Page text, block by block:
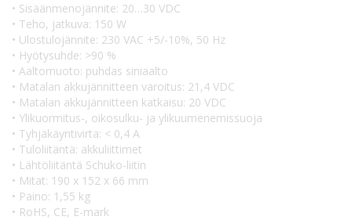
• Sisäänmenojännite: 20…30 VDC
• Teho, jatkuva: 150 W
• Ulostulojännite: 230 VAC +5/-10%, 50 Hz
• Hyötysuhde: >90 %
• Aaltomuoto: puhdas siniaalto
• Matalan akkujännitteen varoitus: 21,4 VDC
• Matalan akkujännitteen katkaisu: 20 VDC
• Ylikuormitus-, oikosulku- ja ylikuumenemissuoja
• Tyhjäkäyntivirta: < 0,4 A
• Tuloliitäntä: akkuliittimet
• Lähtöliitäntä Schuko-liitin
• Mitat: 190 x 152 x 66 mm
• Paino: 1,55 kg
• RoHS, CE, E-mark